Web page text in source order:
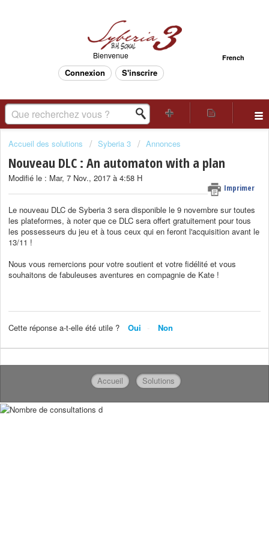
French
Bienvenue
Connexion S'inscrire
Accueil des solutions Syberia 3 Annonces
Nouveau DLC : An automaton with a plan
Imprimer
Modifié le : Mar, 7 Nov., 2017 à 4:58 H
Le nouveau DLC de Syberia 3 sera disponible le 9 novembre sur toutes
les plateformes, à noter que ce DLC sera offert gratuitement pour tous
les possesseurs du jeu et à tous ceux qui en feront l'acquisition avant le
13/11 !
Nous vous remercions pour votre soutient et votre fidélité et vous
souhaitons de fabuleuses aventures en compagnie de Kate !
Cette réponse a-t-elle été utile ? Oui Non
Accueil Solutions